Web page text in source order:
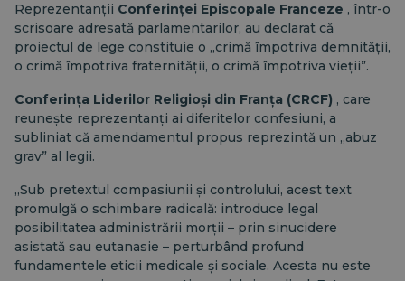
Reprezentanții Conferinței Episcopale Franceze , într-o
scrisoare adresată parlamentarilor, au declarat că
proiectul de lege constituie o „crimă împotriva demnității,
o crimă împotriva fraternității, o crimă împotriva vieții”.
Conferința Liderilor Religioși din Franța (CRCF) , care
reunește reprezentanți ai diferitelor confesiuni, a
subliniat că amendamentul propus reprezintă un „abuz
grav” al legii.
„Sub pretextul compasiunii și controlului, acest text
promulgă o schimbare radicală: introduce legal
posibilitatea administrării morții – prin sinucidere
asistată sau eutanasie – perturbând profund
fundamentele eticii medicale și sociale. Acesta nu este